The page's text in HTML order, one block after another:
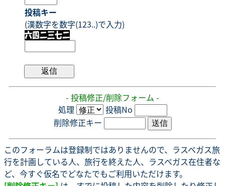
投稿キー
(漢数字を数字(123..)で入力)
- 投稿修正/削除フォーム -
処理
投稿No
削除修正キー
このフォーラムは登録制ではありませんので、ラスベガス旅
行を計画している人、旅行を終えた人、ラスベガス在住者な
ど、今すぐ仮名でどなたでもご利用いただけます。